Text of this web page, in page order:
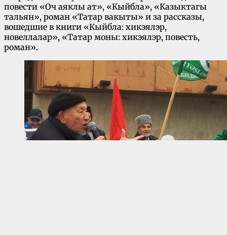
повести «Оч аяклы ат», «Кыйбла», «Казыктагы
тальян», роман «Татар вакыты» и за рассказы,
вошедшие в книги «Кыйбла: хикэялэр,
новеллалар», «Татар моны: хикэялэр, повесть,
роман».